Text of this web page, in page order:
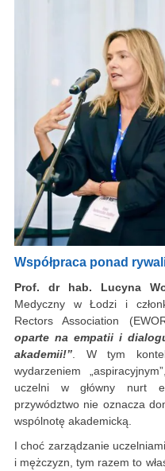
Współpraca ponad
Prof. dr hab. Lucyna
Medyczny w Łodzi i
Rectors Association
oparte na empatii i
akademii!” . W tym
wydarzeniem
uczelni w główny nurt
przywództwo nie oznacza
wspólnotę akademicką.
I choć zarządzanie
i mężczyzn, tym razem to